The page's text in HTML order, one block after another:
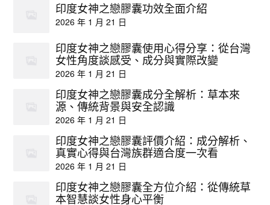
印度女神之戀膠囊功效全面介紹
2026 年 1 月 21 日
印度女神之戀膠囊使用心得分享：從台灣
女性角度談感受、成分與實際改變
2026 年 1 月 21 日
印度女神之戀膠囊成分全解析：草本來
源、傳統背景與安全認識
2026 年 1 月 21 日
印度女神之戀膠囊評價介紹：成分解析、
真實心得與台灣族群適合度一次看
2026 年 1 月 21 日
印度女神之戀膠囊全方位介紹：從傳統草
本智慧談女性身心平衡